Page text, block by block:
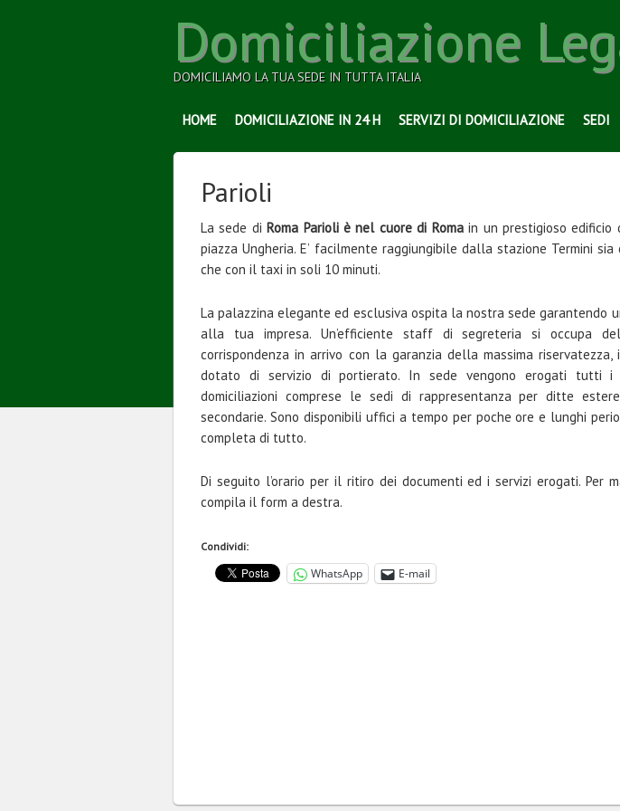
Domiciliazione
DOMICILIAMO LA TUA SEDE IN TUTTA ITALIA
HOME DOMICILIAZIONE IN 24 H SERVIZI DI DOMICILIAZIONE SEDI
Parioli
La sede diRoma Parioli è nel cuore di Romain un prestigioso edificio
piazza Ungheria. E’ facilmente raggiungibile dalla stazione Termini
che con il taxi in soli 10 minuti.
La palazzina elegante ed esclusiva ospita la nostra sede garantendo
alla tua impresa. Un’efficiente staff di segreteria si occupa
corrispondenza in arrivo con la garanzia della massima
dotato di servizio di portierato. In sede vengono erogati tutti
domiciliazioni comprese le sedi di rappresentanza per ditte
secondarie. Sono disponibili uffici a tempo per poche ore e lunghi
completa di tutto.
Di seguito l’orario per il ritiro dei documenti ed i servizi erogati. Per
compila il form a destra.
Condividi:
WhatsApp E-mail